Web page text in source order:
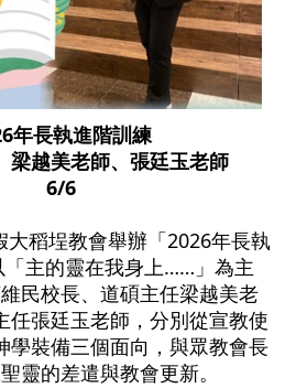
年長執進階訓練
梁越美老師、張廷玉老師
6/6
大稻埕教會舉辦「2026年長執
「主的靈在我身上……」為主
民校長、道碩主任梁越美老
任張廷玉老師，分別從宣教使
學裝備三個面向，與眾教會長
靈的差遣與教會更新。